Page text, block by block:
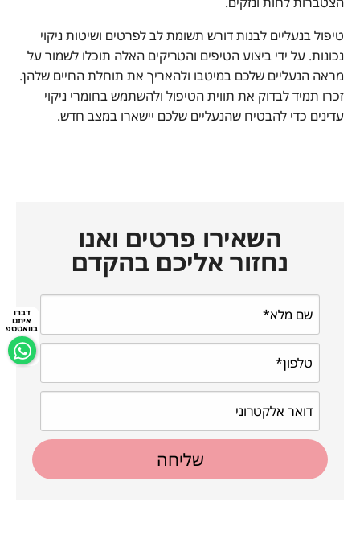
דברו
איתנו
בוואטספ
טיפול בנעליים לבנות דורש תשומת לב לפרטים ושיטות ניקוי
נכונות. על ידי ביצוע הטיפים והטריקים האלה תוכלו לשמור על
מראה הנעליים שלכם במיטבו ולהאריך את תוחלת החיים שלהן.
זכרו תמיד לבדוק את תווית הטיפול ולהשתמש בחומרי ניקוי
עדינים כדי להבטיח שהנעליים שלכם יישארו במצב חדש.
השאירו פרטים ואנו
נחזור אליכם בהקדם